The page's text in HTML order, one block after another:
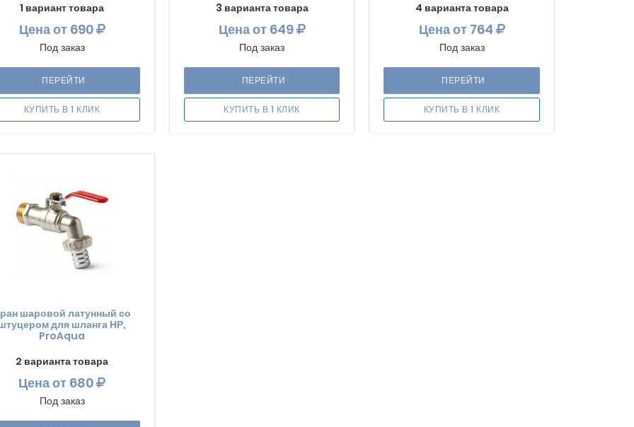
1 вариант товара
Ценаот 690
Под заказ
ПЕРЕЙТИ
КУПИТЬ В 1 КЛИК
3 варианта товара
Ценаот 649
Под заказ
ПЕРЕЙТИ
КУПИТЬ В 1 КЛИК
4 варианта товара
Ценаот 764
Под заказ
ПЕРЕЙТИ
КУПИТЬ В 1 КЛИК
шаровой латунный со
для шланга НР,
ProAqua
2 варианта товара
Ценаот 680
Под заказ